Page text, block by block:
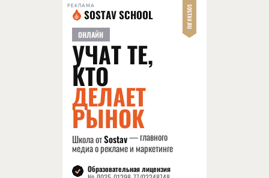
РЕКЛАМА